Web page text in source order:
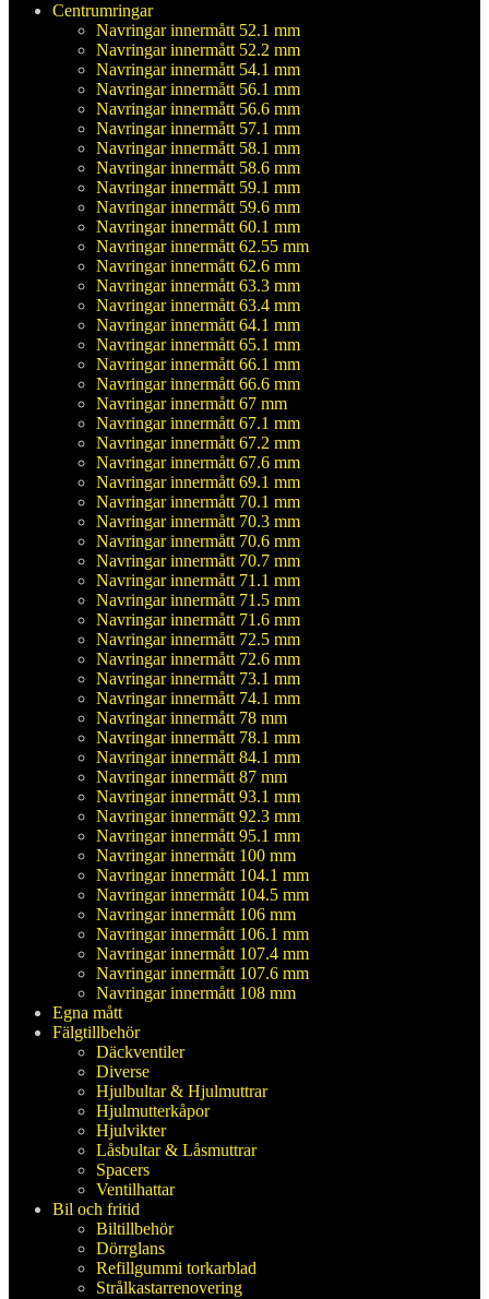
Centrumringar
Navringar innermått 52.1 mm
Navringar innermått 52.2 mm
Navringar innermått 54.1 mm
Navringar innermått 56.1 mm
Navringar innermått 56.6 mm
Navringar innermått 57.1 mm
Navringar innermått 58.1 mm
Navringar innermått 58.6 mm
Navringar innermått 59.1 mm
Navringar innermått 59.6 mm
Navringar innermått 60.1 mm
Navringar innermått 62.55 mm
Navringar innermått 62.6 mm
Navringar innermått 63.3 mm
Navringar innermått 63.4 mm
Navringar innermått 64.1 mm
Navringar innermått 65.1 mm
Navringar innermått 66.1 mm
Navringar innermått 66.6 mm
Navringar innermått 67 mm
Navringar innermått 67.1 mm
Navringar innermått 67.2 mm
Navringar innermått 67.6 mm
Navringar innermått 69.1 mm
Navringar innermått 70.1 mm
Navringar innermått 70.3 mm
Navringar innermått 70.6 mm
Navringar innermått 70.7 mm
Navringar innermått 71.1 mm
Navringar innermått 71.5 mm
Navringar innermått 71.6 mm
Navringar innermått 72.5 mm
Navringar innermått 72.6 mm
Navringar innermått 73.1 mm
Navringar innermått 74.1 mm
Navringar innermått 78 mm
Navringar innermått 78.1 mm
Navringar innermått 84.1 mm
Navringar innermått 87 mm
Navringar innermått 93.1 mm
Navringar innermått 92.3 mm
Navringar innermått 95.1 mm
Navringar innermått 100 mm
Navringar innermått 104.1 mm
Navringar innermått 104.5 mm
Navringar innermått 106 mm
Navringar innermått 106.1 mm
Navringar innermått 107.4 mm
Navringar innermått 107.6 mm
Navringar innermått 108 mm
Egna mått
Fälgtillbehör
Däckventiler
Diverse
Hjulbultar & Hjulmuttrar
Hjulmutterkåpor
Hjulvikter
Låsbultar & Låsmuttrar
Spacers
Ventilhattar
Bil och fritid
Biltillbehör
Dörrglans
Refillgummi torkarblad
Strålkastarrenovering